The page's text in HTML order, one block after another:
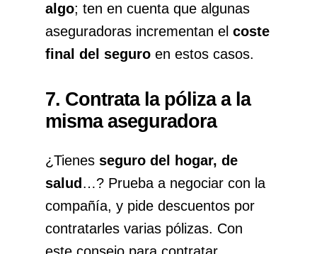
algo; ten en cuenta que algunas
aseguradoras incrementan el coste
final del seguroen estos casos.
7. Contrata la póliza a la
misma aseguradora
¿Tienes seguro del hogar, de
salud …? Prueba a negociar con la
compañía, y pide descuentos por
contratarles varias pólizas. Con